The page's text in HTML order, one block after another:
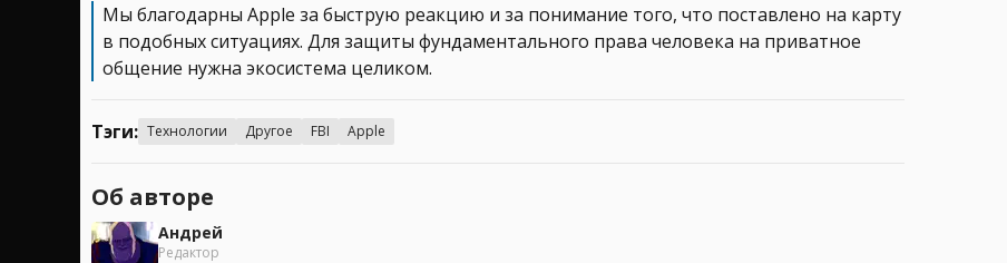
Мы благодарны Apple за быструю реакцию и за понимание того, что поставлено на карту
в подобных ситуациях. Для защиты фундаментального права человека на приватное
общение нужна экосистема целиком.
Тэги: Технологии Другое FBI Apple
Об авторе
Андрей
Редактор